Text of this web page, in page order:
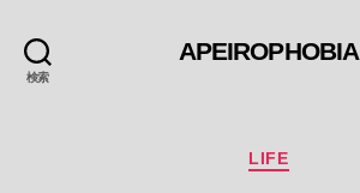
検索
APEIROPHOBIA
カ
LIFE